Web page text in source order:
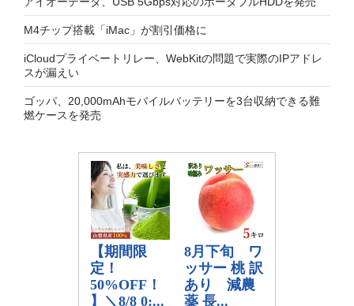
M4チップ搭載「iMac」が割引価格に
iCloudプライベートリレー、WebKitの問題で実際のIPアドレ
スが漏えい
ゴッパ、20,000mAhモバイルバッテリーを3台収納できる難
燃ケースを発売